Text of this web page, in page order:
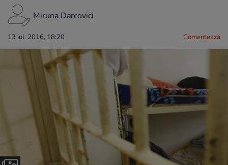
Miruna Darcovici
13 iul. 2016, 18:20 Comentează